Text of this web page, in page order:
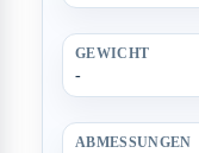
GEWICHT
-
ABMESSUNGEN